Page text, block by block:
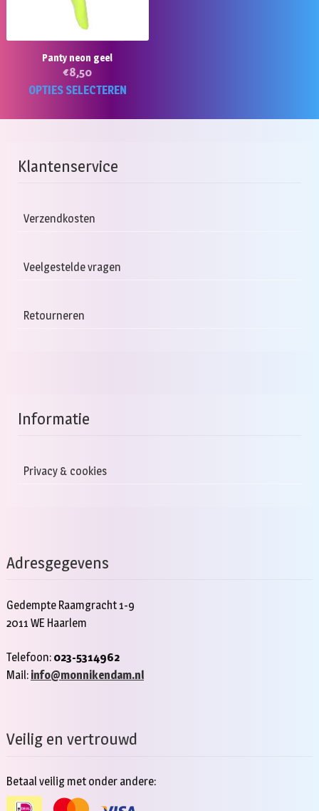
Panty neon geel
€8,50
OPTIES SELECTEREN
Klantenservice
Verzendkosten
Veelgestelde vragen
Retourneren
Informatie
Privacy & cookies
Adresgegevens
Gedempte Raamgracht 1-9
2011 WE Haarlem
Telefoon: 023-5314962
Mail: info@monnikendam.nl
Veilig en vertrouwd
Betaal veilig met onder andere: